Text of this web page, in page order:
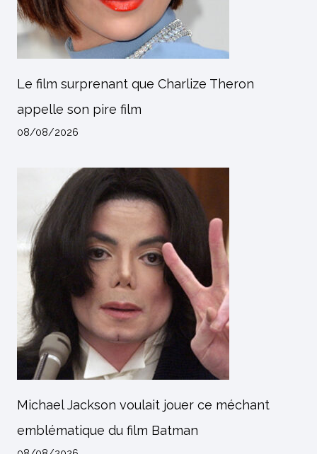
Le film surprenant que Charlize Theron
appelle son pire film
08/08/2026
Michael Jackson voulait jouer ce méchant
emblématique du film Batman